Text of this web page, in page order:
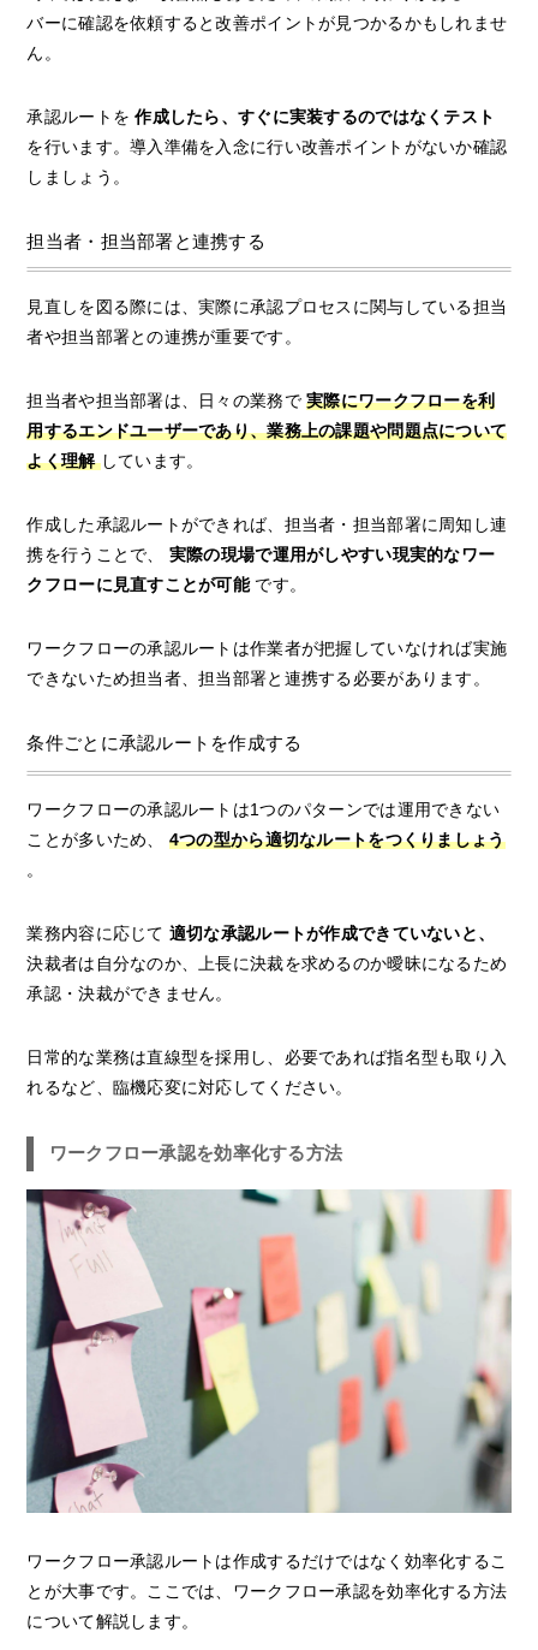
バーに確認を依頼すると改善ポイントが見つかるかもしれませ
ん。
承認ルートを作成したら、すぐに実装するのではなくテスト
を行います。導入準備を入念に行い改善ポイントがないか確認
しましょう。
担当者・担当部署と連携する
見直しを図る際には、実際に承認プロセスに関与している担当
者や担当部署との連携が重要です。
担当者や担当部署は、日々の業務で実際にワークフローを利
用するエンドユーザーであり、業務上の課題や問題点について
よく理解しています。
作成した承認ルートができれば、担当者・担当部署に周知し連
携を行うことで、 実際の現場で運用がしやすい現実的なワー
クフローに見直すことが可能 です。
ワークフローの承認ルートは作業者が把握していなければ実施
できないため担当者、担当部署と連携する必要があります。
条件ごとに承認ルートを作成する
ワークフローの承認ルートは1つのパターンでは運用できない
ことが多いため、 4つの型から適切なルートをつくりましょう
。
業務内容に応じて 適切な承認ルートが作成できていないと、
決裁者は自分なのか、上長に決裁を求めるのか曖昧になるため
承認・決裁ができません。
日常的な業務は直線型を採用し、必要であれば指名型も取り入
れるなど、臨機応変に対応してください。
ワークフロー承認を効率化する方法
ワークフロー承認ルートは作成するだけではなく効率化するこ
とが大事です。ここでは、ワークフロー承認を効率化する方法
について解説します。